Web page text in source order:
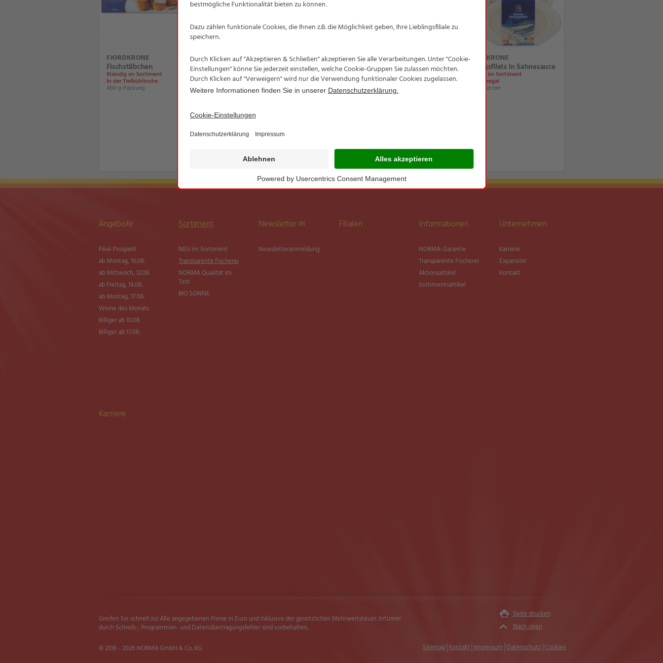
FJORDKRONE
Fischstäbchen
Ständig im Sortiment
In der Tiefkühltruhe
450-g-Packung
FJORDKRONE
Graved Lachs
Ständig im Sortiment
Im Kühlregal
150-g-Packung
+ 50 g Sauce
FJORDKRONE
Herings-Marinaden
Ständig im Sortiment
Im Kühlregal
500-g-Becher,
Abtr.-Gew. 250 g
FJORDKRONE
Heringsfilets in Sahnesauce
Ständig im Sortiment
Im Kühlregal
400-g-Becher
Angebote
Filial-Prospekt
ab Montag, 10.08.
ab Mittwoch, 12.08.
ab Freitag, 14.08.
ab Montag, 17.08.
Weine des Monats
Billiger ab 10.08.
Billiger ab 17.08.
Sortiment
NEU im Sortiment
Transparente Fischerei
NORMA Qualität im
Test
BIO SONNE
Newsletter ✉
Newsletter­anmeldung
Filialen Informationen
NORMA-Garantie
Transparente Fischerei
Aktionsartikel
Sortimentsartikel
Unternehmen
Karriere
Expansion
Kontakt
Karriere
Seite drucken
Nach oben
Greifen Sie schnell zu! Alle angegebenen Preise in Euro und inklusive der gesetzlichen Mehrwertsteuer. Irrtümer
durch Schreib-, Programmier- und Datenübertragungsfehler sind vorbehalten.
© 2016 - 2026 NORMA GmbH & Co. KG
Sitemap Kontakt Impressum Datenschutz Cookies